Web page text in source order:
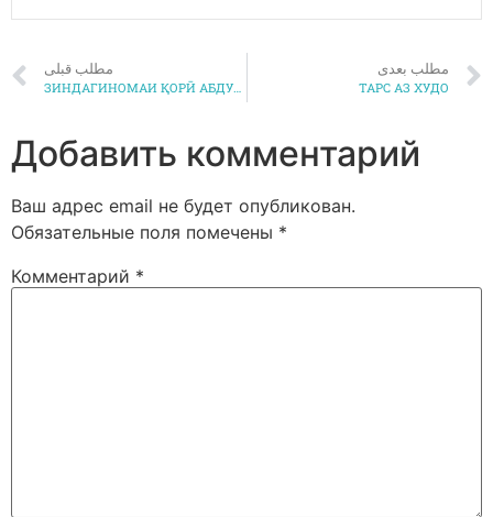
مطلب قبلی مطلب بعدی
ТАРС АЗ ХУДО
Добавить комментарий
Ваш адрес email не будет опубликован.
Обязательные поля помечены *
Комментарий *